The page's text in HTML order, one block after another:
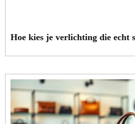
Hoe kies je verlichting die echt